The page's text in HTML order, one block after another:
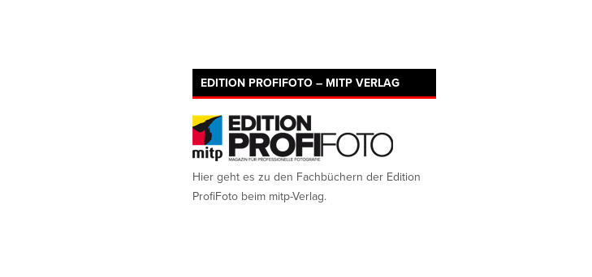
EDITION PROFIFOTO – MITP VERLAG
Hier geht es zu den Fachbüchern der Edition
ProfiFoto beim mitp-Verlag.